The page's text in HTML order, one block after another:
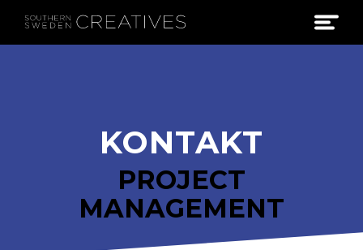
KONTAKT
PROJECT
MANAGEMENT